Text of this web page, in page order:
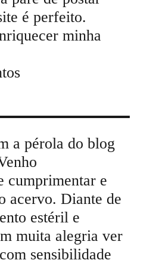
é perfeito.
minha
a pérola do blog
cumprimentar e
acervo. Diante de
estéril e
muita alegria ver
sensibilidade